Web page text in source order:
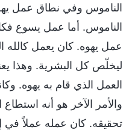
الناموس وفي نطاق عمل
الناموس. أما عمل يسوع
عمل يهوه. كان يعمل
ليخلّص كل البشرية. وهذا
العمل الذي قام به يهوه.
والأمر الآخر هو أنه
تحقيقه. كان عمله عملاً في